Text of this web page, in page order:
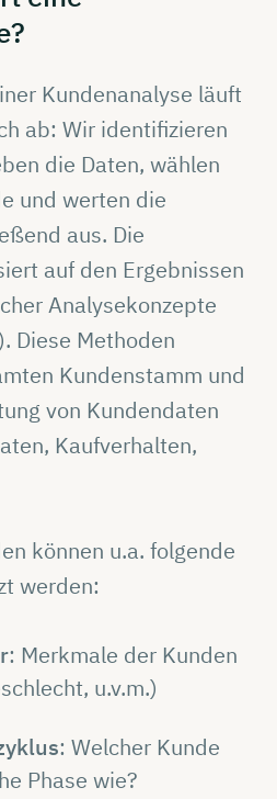
Kundenanalyse läuft
ab: Wir identifizieren
die Daten, wählen
und werten die
aus. Die
auf den Ergebnissen
Analysekonzepte
Diese Methoden
Kundenstamm und
von Kundendaten
Kaufverhalten,
können u.a. folgende
werden:
: Merkmale der Kunden
u.v.m.)
: Welcher Kunde
Phase wie?